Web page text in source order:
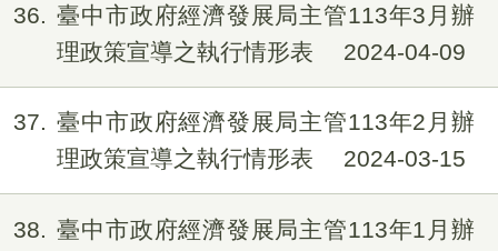
36
臺中市政府經濟發展局主管113年3月辦
理政策宣導之執行情形表
2024-04-09
37
臺中市政府經濟發展局主管113年2月辦
理政策宣導之執行情形表
2024-03-15
38
臺中市政府經濟發展局主管113年1月辦